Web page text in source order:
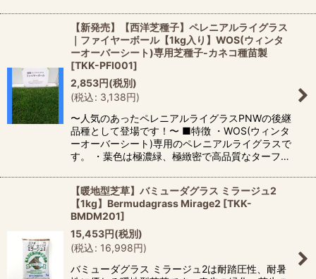
【新発売】【西洋芝種子】ペレニアルライグラス
｜ファイヤーボール【1kg入り】WOS(ウィンタ
ーオーバーシート)専用芝種子-カネコ種苗製
[TKK-PFI001]
2,853円(税別)
(税込: 3,138円)
〜人気のあったペレニアルライグラスPNWの後継
品種として登場です！〜 ■特徴 ・WOS(ウィンタ
ーオーバーシート)専用のペレニアルライグラスで
す。 ・葉色は極濃緑、極緻密で高品質なターフ…
【暖地型芝草】バミューダグラス ミラージュ2
【1kg】Bermudagrass Mirage2 [TKK-
BMDM201]
15,453円(税別)
(税込: 16,998円)
バミューダグラス ミラージュ2は耐踏圧性、耐暑